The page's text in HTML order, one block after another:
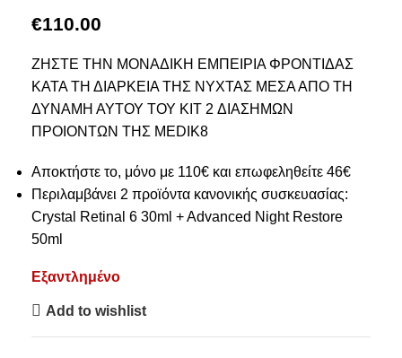
€110.00
ΖΗΣΤΕ ΤΗΝ ΜΟΝΑΔΙΚΗ ΕΜΠΕΙΡΙΑ ΦΡΟΝΤΙΔΑΣ
ΚΑΤΑ ΤΗ ΔΙΑΡΚΕΙΑ ΤΗΣ ΝΥΧΤΑΣ ΜΕΣΑ ΑΠΟ ΤΗ
ΔΥΝΑΜΗ ΑΥΤΟΥ ΤΟΥ KIT 2 ΔΙΑΣΗΜΩΝ
ΠΡΟΙΟΝΤΩΝ ΤΗΣ MEDIK8
Αποκτήστε το, μόνο με 110€ και επωφεληθείτε 46€
Περιλαμβάνει 2 προϊόντα κανονικής συσκευασίας:
Crystal Retinal 6 30ml + Advanced Night Restore
50ml
Εξαντλημένο
Add to wishlist